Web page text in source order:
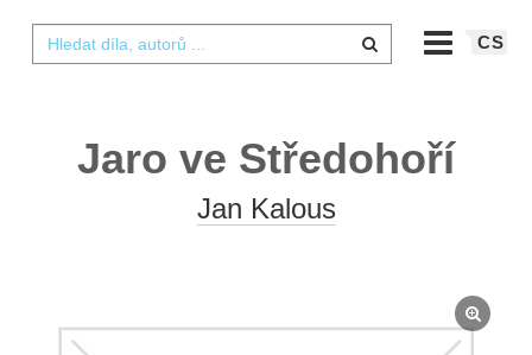
CS
Jaro ve Středohoří
Jan Kalous